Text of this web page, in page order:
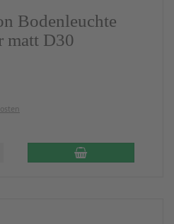
Bodenleuchte
matt D30